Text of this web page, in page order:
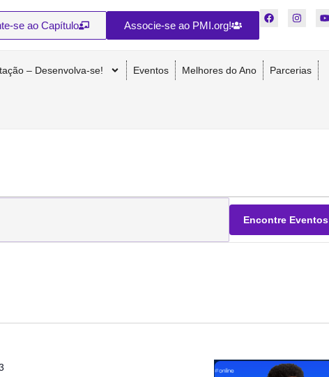
se ao Capítulo Associe-se ao PMI.org!
– Desenvolva-se! Eventos Melhores do Ano Parcerias
Encontre Eventos